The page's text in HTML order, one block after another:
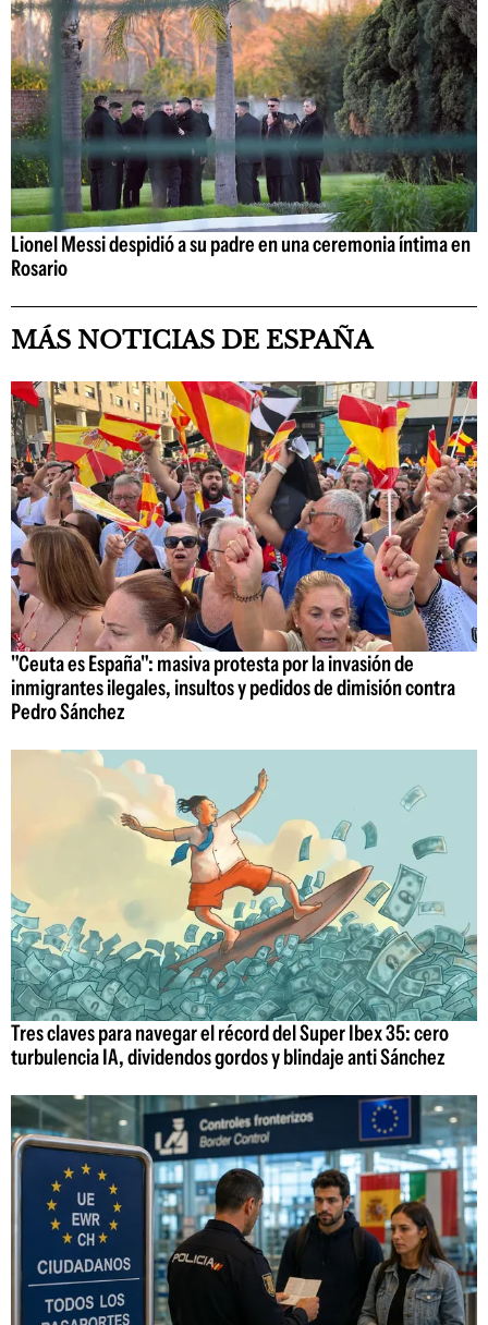
Lionel Messi despidió a su padre en una ceremonia íntima en
Rosario
MÁS NOTICIAS DE ESPAÑA
"Ceuta es España": masiva protesta por la invasión de
inmigrantes ilegales, insultos y pedidos de dimisión contra
Pedro Sánchez
Tres claves para navegar el récord del Super Ibex 35: cero
turbulencia IA, dividendos gordos y blindaje anti Sánchez